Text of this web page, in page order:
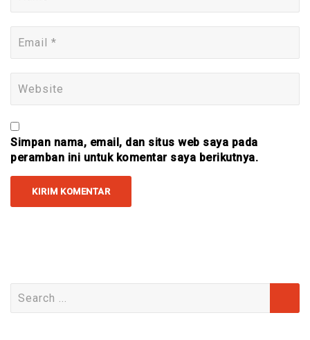
Simpan nama, email, dan situs web saya pada
peramban ini untuk komentar saya berikutnya.
for: